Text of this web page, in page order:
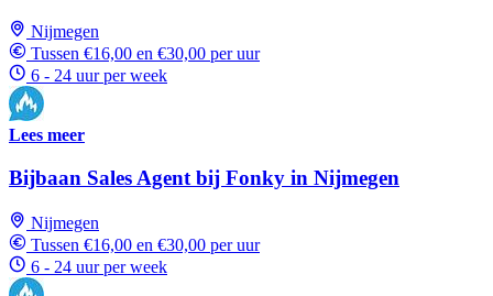
Nijmegen
Tussen €16,00 en €30,00 per uur
6 - 24 uur per week
Lees meer
Bijbaan Sales Agent bij Fonky in Nijmegen
Nijmegen
Tussen €16,00 en €30,00 per uur
6 - 24 uur per week